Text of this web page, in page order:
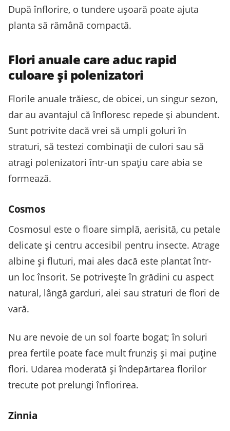
După înflorire, o tundere ușoară poate ajuta
planta să rămână compactă.
Flori anuale care aduc rapid
culoare și polenizatori
Florile anuale trăiesc, de obicei, un singur sezon,
dar au avantajul că înfloresc repede și abundent.
Sunt potrivite dacă vrei să umpli goluri în
straturi, să testezi combinații de culori sau să
atragi polenizatori într-un spațiu care abia se
formează.
Cosmos
Cosmosul este o floare simplă, aerisită, cu petale
delicate și centru accesibil pentru insecte. Atrage
albine și fluturi, mai ales dacă este plantat într-
un loc însorit. Se potrivește în grădini cu aspect
natural, lângă garduri, alei sau straturi de flori de
vară.
Nu are nevoie de un sol foarte bogat; în soluri
prea fertile poate face mult frunziș și mai puține
flori. Udarea moderată și îndepărtarea florilor
trecute pot prelungi înflorirea.
Zinnia